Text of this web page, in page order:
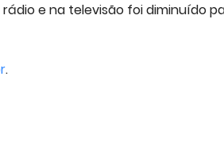
e na televisão foi diminuído
.